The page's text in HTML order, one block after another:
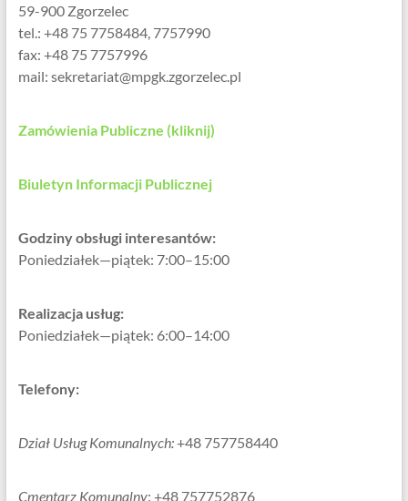
59-900 Zgorzelec
tel.: +48 75 7758484, 7757990
fax: +48 75 7757996
mail: sekretariat@mpgk.zgorzelec.pl
Zamówienia Publiczne (kliknij)
Biuletyn Informacji Publicznej
Godziny obsługi interesantów:
Poniedziałek—piątek: 7:00–15:00
Realizacja usług:
Poniedziałek—piątek: 6:00–14:00
Telefony:
Dział Usług Komunalnych:+48 757758440
Cmentarz Komunalny: +48 757752876